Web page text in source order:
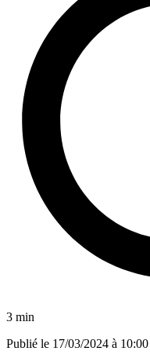
3 min
Publié le 17/03/2024 à 10:00